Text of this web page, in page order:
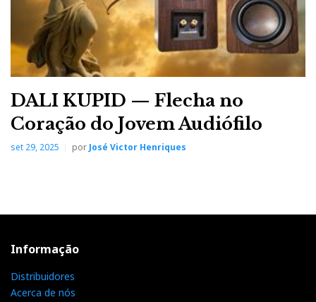
DALI KUPID — Flecha no
Coração do Jovem Audiófilo
set 29, 2025 por José Victor Henriques
Informação
Distribuidores
Acerca de nós